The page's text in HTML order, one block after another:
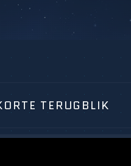
TERUGBLIK